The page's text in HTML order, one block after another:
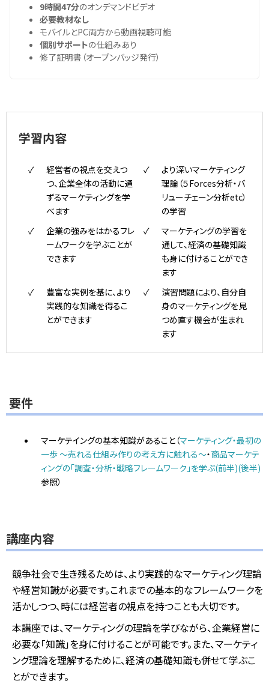
9時間47分のオンデマンドビデオ
必要教材なし
モバイルとPC両方から動画視聴可能
個別サポートの仕組みあり
修了証明書（オープンバッジ発行）
学習内容
経営者の視点を交えつ
つ、企業全体の活動に通
ずるマーケティングを学
べます
より深いマーケティング
理論（５Forces分析・バ
リューチェーン分析etc）
の学習
企業の強みをはかるフレ
ームワークを学ぶことが
できます
マーケティングの学習を
通して、経済の基礎知識
も身に付けることができ
ます
豊富な実例を基に、より
実践的な知識を得るこ
とができます
演習問題により、自分自
身のマーケティングを見
つめ直す機会が生まれ
ます
要件
マーケテイングの基本知識があること（マーケティング・最初の
一歩 ～売れる仕組み作りの考え方に触れる～・商品マーケテ
ィングの「調査・分析・戦略フレームワーク」を学ぶ(前半)(後半)
参照）
講座内容
競争社会で生き残るためは、より実践的なマーケティング理論
や経営知識が必要です。これまでの基本的なフレームワークを
活かしつつ、時には経営者の視点を持つことも大切です。
本講座では、マーケティングの理論を学びながら、企業経営に
必要な「知識」を身に付けることが可能です。また、マーケティ
ング理論を理解するために、経済の基礎知識も併せて学ぶこ
とができます。